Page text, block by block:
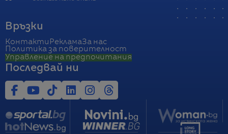
Връзки
Контакти РекламаЗа нас
Политика за поверителност
Управление на предпочитания
Последвай ни